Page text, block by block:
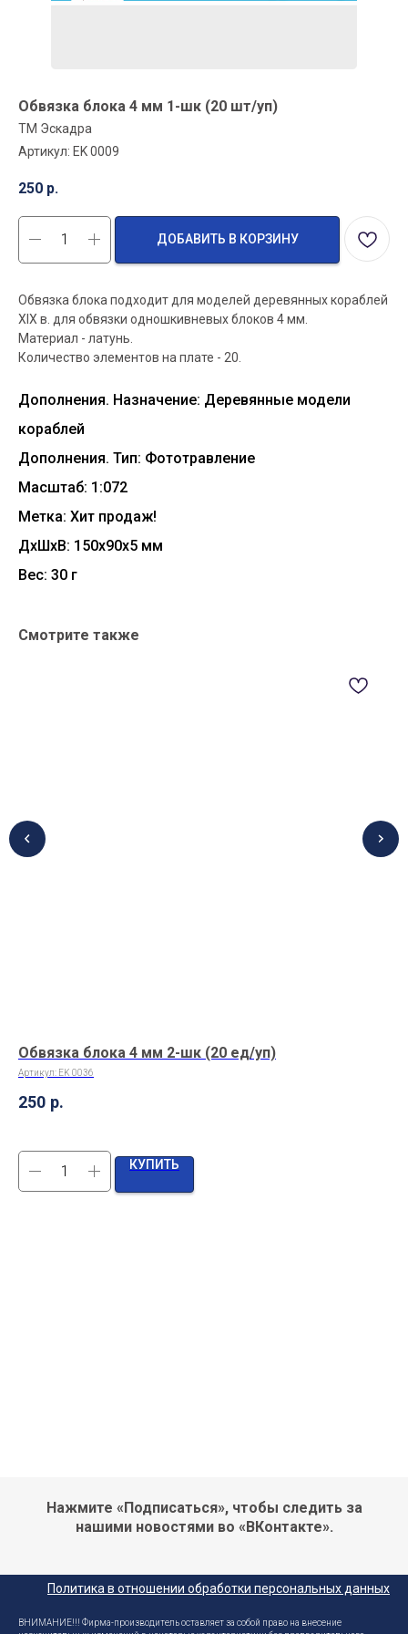
Обвязка блока 4 мм 1-шк (20 шт/уп)
ТМ Эскадра
Артикул: EK 0009
250 р.
ДОБАВИТЬ В КОРЗИНУ
Обвязка блока подходит для моделей деревянных кораблей
XIX в. для обвязки одношкивневых блоков 4 мм.
Материал - латунь.
Количество элементов на плате - 20.
Дополнения. Назначение: Деревянные модели
кораблей
Дополнения. Тип: Фототравление
Масштаб: 1:072
Метка: Хит продаж!
ДxШxВ: 150x90x5 мм
Вес: 30 г
Смотрите также
Обвязка блока 4 мм 2-шк (20 ед/уп)
Артикул: EK 0036
250 р.
КУПИТЬ
Нажмите «Подписаться», чтобы следить за
нашими новостями во «ВКонтакте».
Политика в отношении обработки персональных данных
ВНИМАНИЕ!!! Фирма-производитель оставляет за собой право на внесение